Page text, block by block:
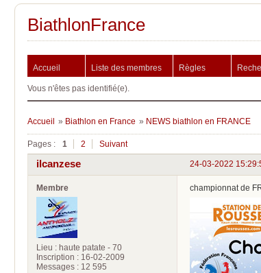
BiathlonFrance
Accueil Liste des membres Règles
Vous n'êtes pas identifié(e).
Accueil » Biathlon en France » NEWS biathlon en FRANCE
Pages : 1 2 Suivant
24-03-2022
ilcanzese
Membre
Lieu : haute patate - 70
Inscription : 16-02-2009
Messages : 12 595
championnat de